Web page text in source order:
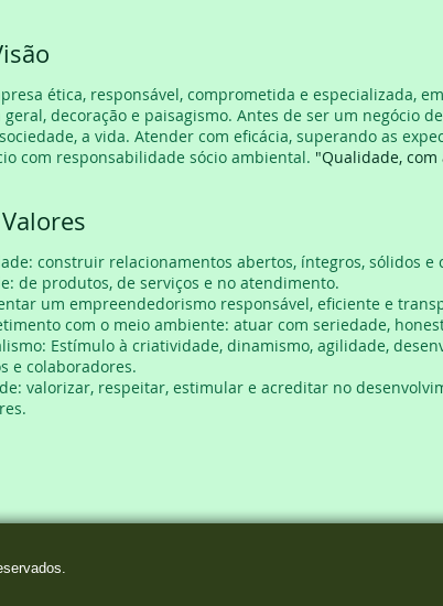
ética, responsável, comprometida e especializada,
decoração e paisagismo. Antes de ser um negócio
a vida. Atender com eficácia, superando as
com responsabilidade sócio ambiental. "Qualidade,
construir relacionamentos abertos, íntegros, sólidos e
de produtos, de serviços e no atendimento.
um empreendedorismo responsável, eficiente e
com o meio ambiente: atuar com seriedade,
Estímulo à criatividade, dinamismo, agilidade,
e colaboradores.
valorizar, respeitar, estimular e acreditar no
os direitos